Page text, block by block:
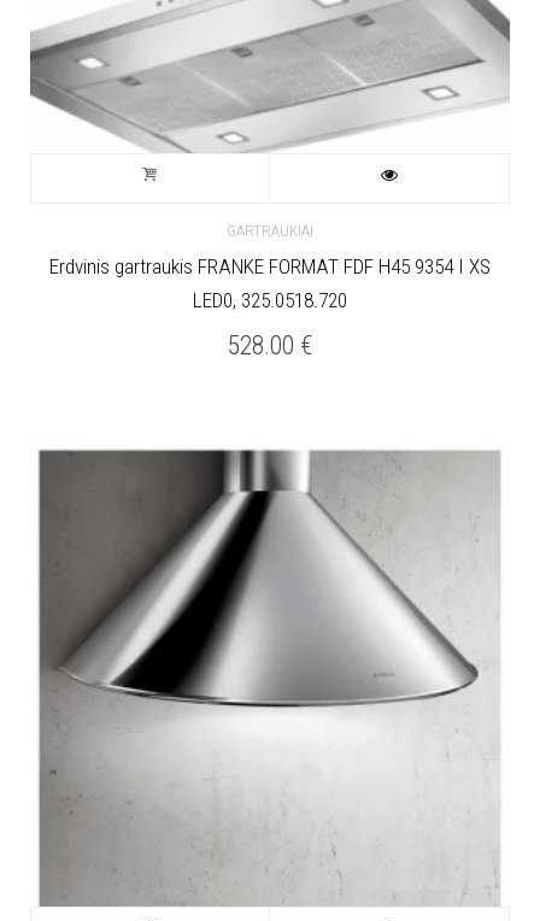
GARTRAUKIAI
Erdvinis gartraukis FRANKE FORMAT FDF H45 9354 I XS
LED0, 325.0518.720
528.00 €